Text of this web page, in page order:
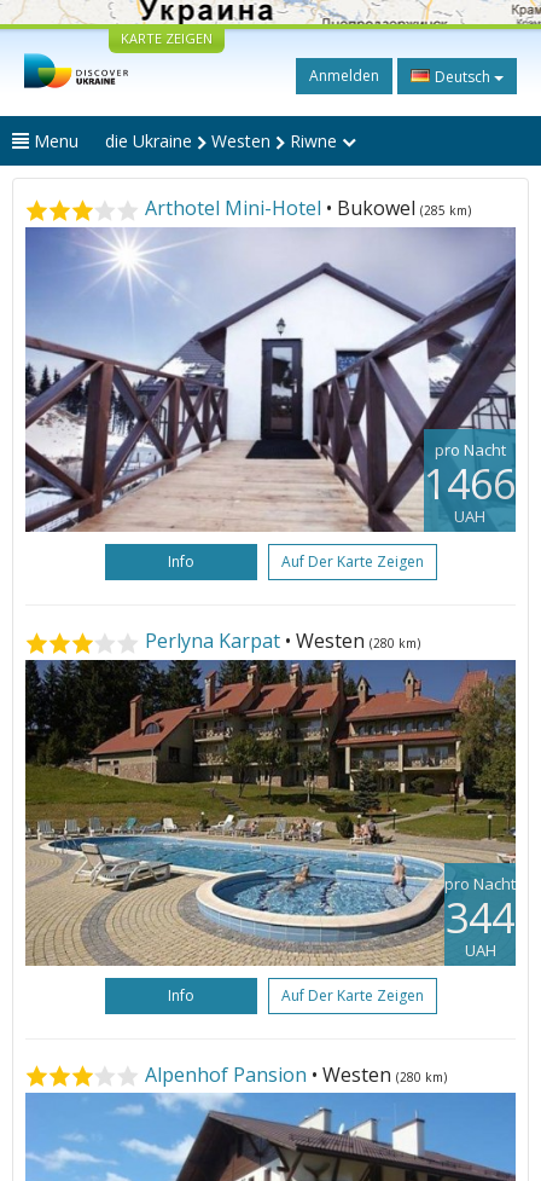
KARTE ZEIGEN
Anmelden Deutsch
Menu die Ukraine Westen Riwne
Arthotel Mini-Hotel • Bukowel (285 km)
pro Nacht
1466
UAH
Info Auf Der Karte Zeigen
Perlyna Karpat • Westen (280 km)
pro Nacht
344
UAH
Info Auf Der Karte Zeigen
Alpenhof Pansion • Westen (280 km)